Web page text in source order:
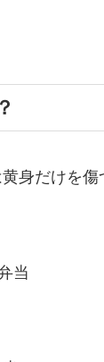
身だけを傷
当